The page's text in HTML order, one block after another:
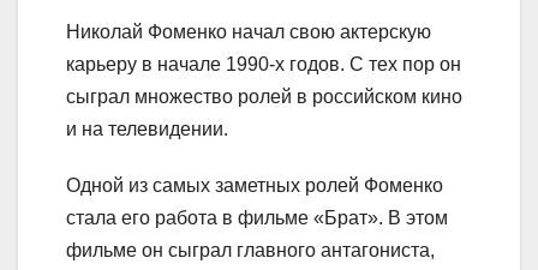
Николай Фоменко начал свою актерскую
карьеру в начале 1990-х годов. С тех пор он
сыграл множество ролей в российском кино
и на телевидении.
Одной из самых заметных ролей Фоменко
стала его работа в фильме «Брат». В этом
фильме он сыграл главного антагониста,